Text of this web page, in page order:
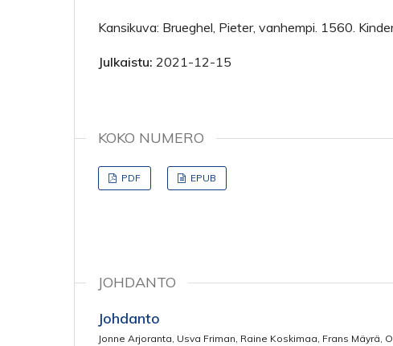
Kansikuva: Brueghel, Pieter, vanhempi. 1560.
Julkaistu: 2021-12-15
KOKO NUMERO
PDF EPUB
JOHDANTO
Johdanto
Jonne Arjoranta, Usva Friman, Raine Koskimaa, Frans Mäyrä,